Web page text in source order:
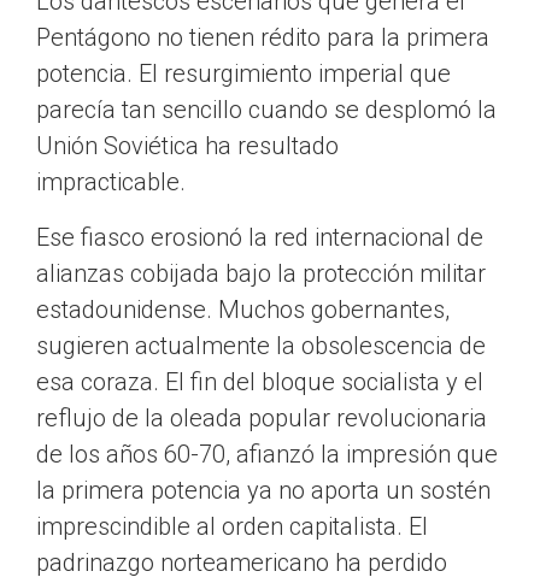
Pentágono no tienen rédito para la primera
potencia. El resurgimiento imperial que
parecía tan sencillo cuando se desplomó la
Unión Soviética ha resultado
impracticable.
Ese fiasco erosionó la red internacional de
alianzas cobijada bajo la protección militar
estadounidense. Muchos gobernantes,
sugieren actualmente la obsolescencia de
esa coraza. El fin del bloque socialista y el
reflujo de la oleada popular revolucionaria
de los años 60-70, afianzó la impresión que
la primera potencia ya no aporta un sostén
imprescindible al orden capitalista. El
padrinazgo norteamericano ha perdido